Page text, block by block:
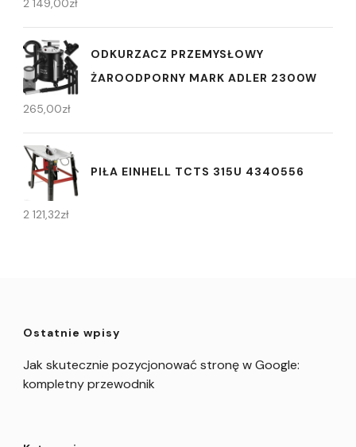
2 149,00zł
ODKURZACZ PRZEMYSŁOWY
ŻAROODPORNY MARK ADLER 2300W
265,00zł
PIŁA EINHELL TCTS 315U 4340556
2 121,32zł
Ostatnie wpisy
Jak skutecznie pozycjonować stronę w Google:
kompletny przewodnik